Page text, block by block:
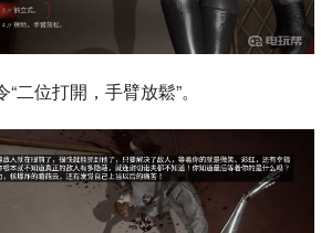
二位打開，手臂放鬆”。